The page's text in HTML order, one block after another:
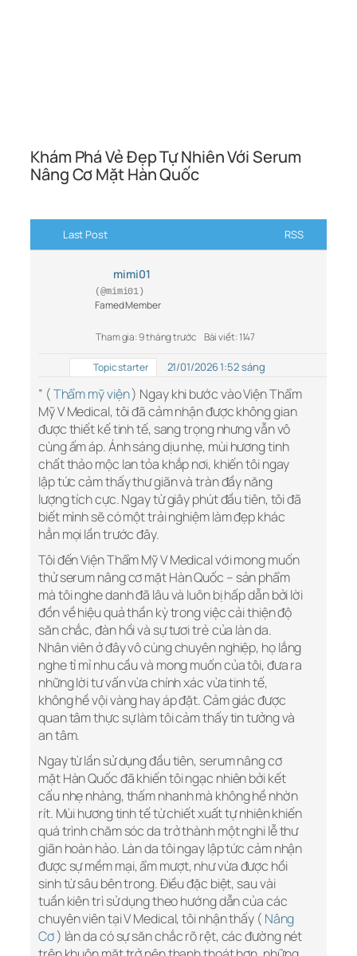
Khám Phá Vẻ Đẹp Tự Nhiên Với Serum
Nâng Cơ Mặt Hàn Quốc
Last Post RSS
mimi01
(@mimi01)
Famed Member
Tham gia: 9 tháng trước Bài viết: 1147
Topic starter 21/01/2026 1:52 sáng
” (Thẩm mỹ viện) Ngay khi bước vào Viện Thẩm
Mỹ V Medical, tôi đã cảm nhận được không gian
được thiết kế tinh tế, sang trọng nhưng vẫn vô
cùng ấm áp. Ánh sáng dịu nhẹ, mùi hương tinh
chất thảo mộc lan tỏa khắp nơi, khiến tôi ngay
lập tức cảm thấy thư giãn và tràn đầy năng
lượng tích cực. Ngay từ giây phút đầu tiên, tôi đã
biết mình sẽ có một trải nghiệm làm đẹp khác
hẳn mọi lần trước đây.
Tôi đến Viện Thẩm Mỹ V Medical với mong muốn
thử serum nâng cơ mặt Hàn Quốc – sản phẩm
mà tôi nghe danh đã lâu và luôn bị hấp dẫn bởi lời
đồn về hiệu quả thần kỳ trong việc cải thiện độ
săn chắc, đàn hồi và sự tươi trẻ của làn da.
Nhân viên ở đây vô cùng chuyên nghiệp, họ lắng
nghe tỉ mỉ nhu cầu và mong muốn của tôi, đưa ra
những lời tư vấn vừa chính xác vừa tinh tế,
không hề vội vàng hay áp đặt. Cảm giác được
quan tâm thực sự làm tôi cảm thấy tin tưởng và
an tâm.
Ngay từ lần sử dụng đầu tiên, serum nâng cơ
mặt Hàn Quốc đã khiến tôi ngạc nhiên bởi kết
cấu nhẹ nhàng, thấm nhanh mà không hề nhờn
rít. Mùi hương tinh tế từ chiết xuất tự nhiên khiến
quá trình chăm sóc da trở thành một nghi lễ thư
giãn hoàn hảo. Làn da tôi ngay lập tức cảm nhận
được sự mềm mại, ẩm mượt, như vừa được hồi
sinh từ sâu bên trong. Điều đặc biệt, sau vài
tuần kiên trì sử dụng theo hướng dẫn của các
chuyên viên tại V Medical, tôi nhận thấy ( Nâng
Cơ) làn da có sự săn chắc rõ rệt, các đường nét